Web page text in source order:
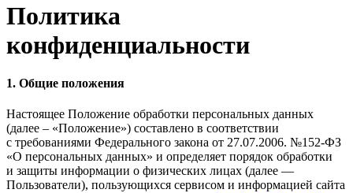
Политика
конфиденциальности
1. Общие положения
Настоящее Положение обработки персональных данных
(далее – «Положение») составлено в соответствии
с требованиями Федерального закона от 27.07.2006. №152-ФЗ
«О персональных данных» и определяет порядок обработки
и защиты информации о физических лицах (далее —
Пользователи), пользующихся сервисом и информацией сайта